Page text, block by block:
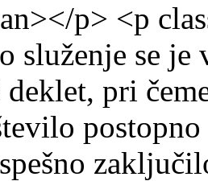
p> <p
služenje se
deklet, pri